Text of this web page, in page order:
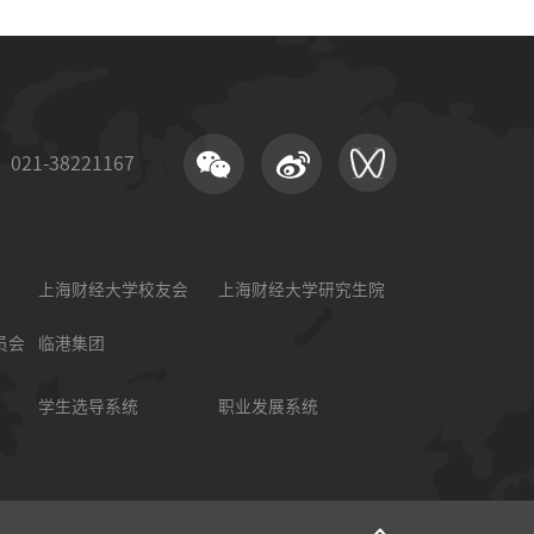
021-38221167
上海财经大学校友会 上海财经大学研究生院
会 临港集团
学生选导系统 职业发展系统